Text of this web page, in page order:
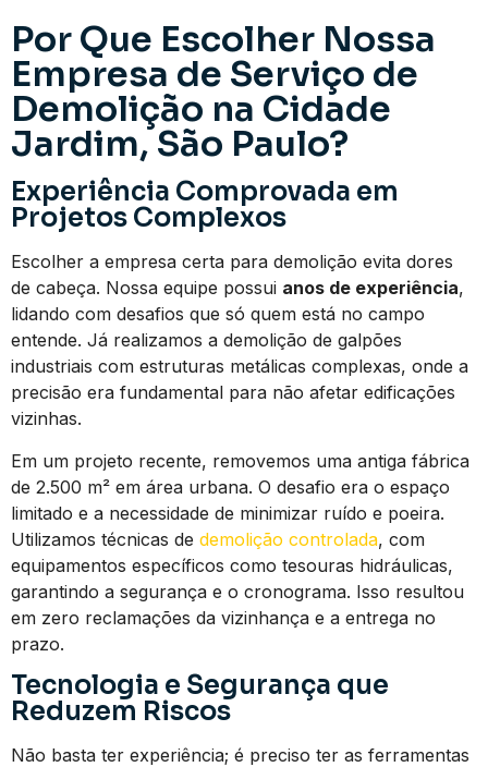
Por Que Escolher Nossa
Empresa de Serviço de
Demolição na Cidade
Jardim, São Paulo?
Experiência Comprovada em
Projetos Complexos
Escolher a empresa certa para demolição evita dores
de cabeça. Nossa equipe possui anos de experiência,
lidando com desafios que só quem está no campo
entende. Já realizamos a demolição de galpões
industriais com estruturas metálicas complexas, onde a
precisão era fundamental para não afetar edificações
vizinhas.
Em um projeto recente, removemos uma antiga fábrica
de 2.500 m² em área urbana. O desafio era o espaço
limitado e a necessidade de minimizar ruído e poeira.
Utilizamos técnicas de demolição controlada, com
equipamentos específicos como tesouras hidráulicas,
garantindo a segurança e o cronograma. Isso resultou
em zero reclamações da vizinhança e a entrega no
prazo.
Tecnologia e Segurança que
Reduzem Riscos
Não basta ter experiência; é preciso ter as ferramentas